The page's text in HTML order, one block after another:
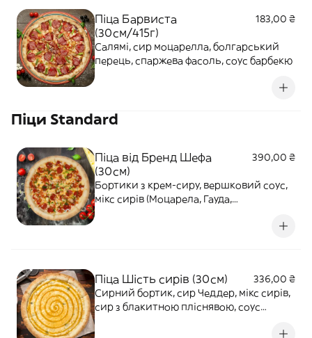
Піца Барвиста
(30см/415г)
183,00 ₴
Салямі, сир моцарелла, болгарський
перець, спаржева фасоль, соус барбекю
Піци Standard
Піца від Бренд Шефа
(30см)
390,00 ₴
Бортики з крем-сиру, вершковий соус,
мікс сирів (Моцарела, Гауда,
цибуля, курка, пепероні, помідори, соус
Піца Шість сирів (30см)
336,00 ₴
Сирний бортик, сир Чеддер, мікс сирів,
сир з блакитною пліснявою, соус